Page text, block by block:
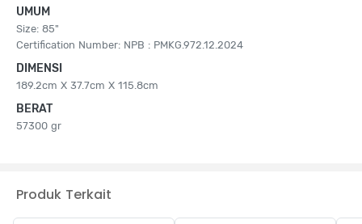
UMUM
Size: 85"
Certification Number: NPB : PMKG.972.12.2024
DIMENSI
189.2cm X 37.7cm X 115.8cm
BERAT
57300 gr
Produk Terkait